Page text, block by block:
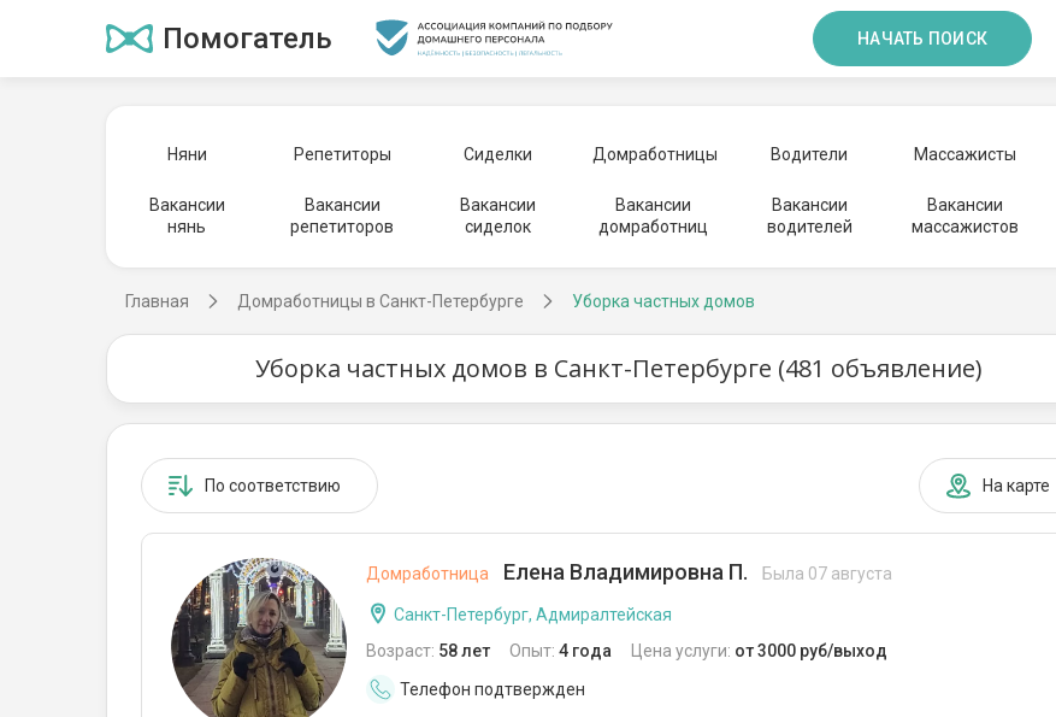
Помогатель НАЧАТЬ ПОИСК
Няни Репетиторы Сиделки Домработницы Водители Массажисты
Вакансии
нянь
Вакансии
репетиторов
Вакансии
сиделок
Вакансии
домработниц
Вакансии
водителей
Вакансии
массажистов
Главная Домработницы в Санкт-Петербурге Уборка частных домов
Уборка частных домов в Санкт-Петербурге (481 объявление)
По соответствию На карте
Домработница Елена Владимировна П. Была 07 августа
Санкт-Петербург, Адмиралтейская
Возраст: 58 лет Опыт: 4 года Цена услуги: от 3000 руб/выход
Телефон подтвержден